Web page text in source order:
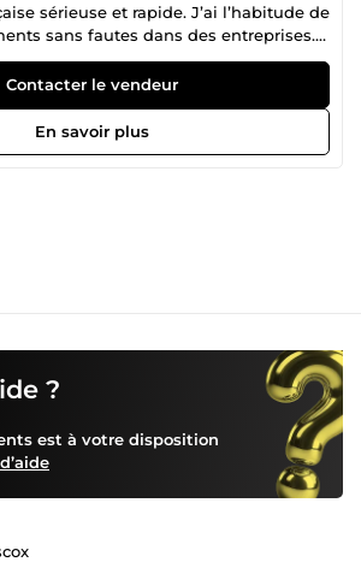
sérieuse et rapide. J’ai l’habitude de
sans fautes dans des entreprises.
soin, ponctuation et
Disponible 7j/7, livraison en 24h.
Contacter le vendeur
En savoir plus
?
est à votre disposition